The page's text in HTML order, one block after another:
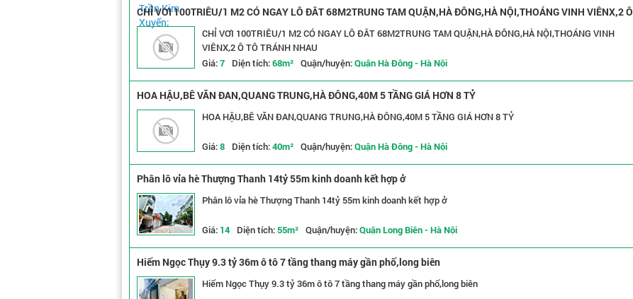
CHỈ VƠI 100TRIÊU/1 M2 CÓ NGAY LÔ ĐÂT 68M2TRUNG TAM QUẬN,HÀ ĐÔNG,HÀ NỘI,THOÁNG VINH VIÊNX,2 Ô
TÔ TRÁNH NHAU
CHỈ VƠI 100TRIÊU/1 M2 CÓ NGAY LÔ ĐÂT 68M2TRUNG TAM QUẬN,HÀ ĐÔNG,HÀ NỘI,THOÁNG VINH
VIÊNX,2 Ô TÔ TRÁNH NHAU
Giá:7 Diện tích:68m² Quận/huyện:Quận Hà Đông - Hà Nội
HOA HẬU,BÊ VĂN ĐAN,QUANG TRUNG,HÀ ĐÔNG,40M 5 TẦNG GIÁ HƠN 8 TỶ
HOA HẬU,BÊ VĂN ĐAN,QUANG TRUNG,HÀ ĐÔNG,40M 5 TẦNG GIÁ HƠN 8 TỶ
Giá:8 Diện tích:40m² Quận/huyện:Quận Hà Đông - Hà Nội
Phân lô vỉa hè Thượng Thanh 14tỷ 55m kinh doanh kết hợp ở
Phân lô vỉa hè Thượng Thanh 14tỷ 55m kinh doanh kết hợp ở
Giá: 14 Diện tích:55m² Quận/huyện:Quận Long Biên - Hà Nội
Hiếm Ngọc Thụy 9.3 tỷ 36m ô tô 7 tầng thang máy gần phố,long biên
Hiếm Ngọc Thụy 9.3 tỷ 36m ô tô 7 tầng thang máy gần phố,long biên